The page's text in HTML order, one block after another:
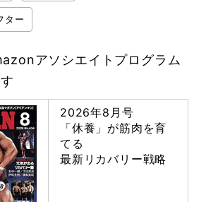
ター
アソシエイトプログラム
2026年8月号
「休養」が筋肉を育
てる
最新リカバリー戦略